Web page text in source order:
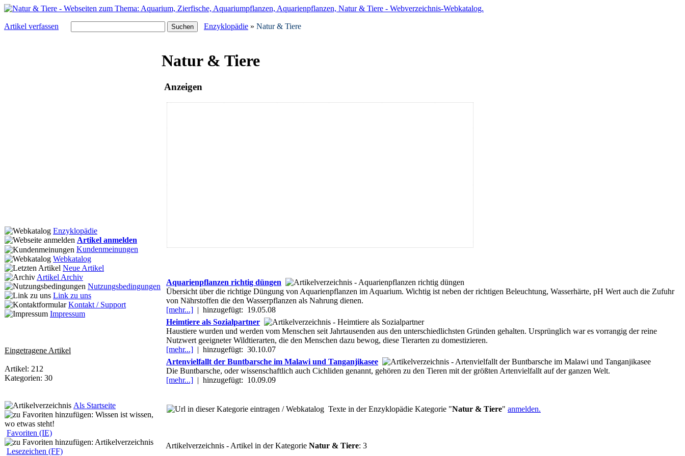
Artikel verfassen Enzyklopädie » Natur & Tiere
Enzyklopädie
Artikel anmelden
Kundenmeinungen
Webkatalog
Neue Artikel
Artikel Archiv
Nutzungsbedingungen
Link zu uns
Kontakt / Support
Impressum
Eingetragene Artikel
Artikel: 212
Kategorien: 30
Als Startseite
Favoriten (IE)
Lesezeichen (FF)
Natur & Tiere
Anzeigen
Aquarienpflanzen richtig düngen
Übersicht über die richtige Düngung von Aquarienpflanzen im Aquarium. Wichtig ist neben der richtigen Beleuchtung, Wasserhärte, pH Wert auch die Zufuhr
von Nährstoffen die den Wasserpflanzen als Nahrung dienen.
[mehr...] | hinzugefügt: 19.05.08
Heimtiere als Sozialpartner
Haustiere wurden und werden vom Menschen seit Jahrtausenden aus den unterschiedlichsten Gründen gehalten. Ursprünglich war es vorrangig der reine
Nutzwert geeigneter Wildtierarten, die den Menschen dazu bewog, diese Tierarten zu domestizieren.
[mehr...] | hinzugefügt: 30.10.07
Artenvielfallt der Buntbarsche im Malawi und Tanganjikasee
Die Buntbarsche, oder wissenschaftlich auch Cichliden genannt, gehören zu den Tieren mit der größten Artenvielfallt auf der ganzen Welt.
[mehr...] | hinzugefügt: 10.09.09
Texte in der Enzyklopädie Kategorie "Natur & Tiere" anmelden.
Artikelverzeichnis - Artikel in der Kategorie Natur & Tiere: 3